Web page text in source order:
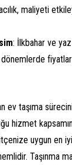
maliyeti
: İlkbahar ve
ev taşıma
hizmet
uygun en
Taşınma